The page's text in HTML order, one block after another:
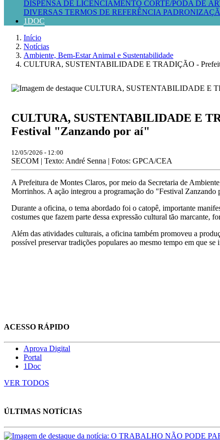
DISPENSA DE LICENCIAMENTO CORTE/PODA DE
DIVERSAS TERMOS DE REFERÊNCIA
1DOC
Início
Notícias
Ambiente, Bem-Estar Animal e Sustentabilidade
CULTURA, SUSTENTABILIDADE E TRADIÇÃO -
CULTURA, SUSTENTABILIDADE E
Festival "Zanzando por aí"
12/05/2026 - 12:00
SECOM | Texto: André Senna | Fotos: GPCA/CEA
A Prefeitura de Montes Claros, por meio da Secretaria de
Morrinhos. A ação integrou a programação do "Festival
Durante a oficina, o tema abordado foi o catopê, importante
costumes que fazem parte dessa expressão cultural tão marcante,
Além das atividades culturais, a oficina também promoveu a
possível preservar tradições populares ao mesmo tempo em que
ACESSO RÁPIDO
Aprova Digital
Portal
1Doc
VER TODOS
ÚLTIMAS NOTÍCIAS